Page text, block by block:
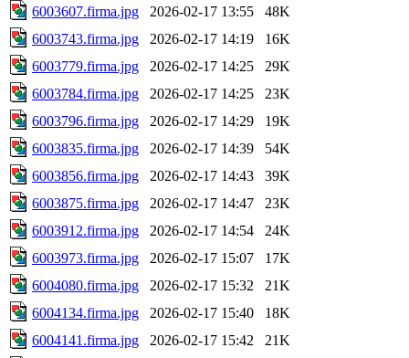
6003607.firma.jpg
2026-02-17 13:55
48K
6003743.firma.jpg
2026-02-17 14:19
16K
6003779.firma.jpg
2026-02-17 14:25
29K
6003784.firma.jpg
2026-02-17 14:25
23K
6003796.firma.jpg
2026-02-17 14:29
19K
6003835.firma.jpg
2026-02-17 14:39
54K
6003856.firma.jpg
2026-02-17 14:43
39K
6003875.firma.jpg
2026-02-17 14:47
23K
6003912.firma.jpg
2026-02-17 14:54
24K
6003973.firma.jpg
2026-02-17 15:07
17K
6004080.firma.jpg
2026-02-17 15:32
21K
6004134.firma.jpg
2026-02-17 15:40
18K
6004141.firma.jpg
2026-02-17 15:42
21K